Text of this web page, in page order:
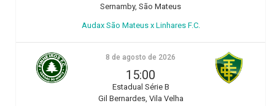
Sernamby, São Mateus
Audax São Mateus x Linhares F.C.
8 de agosto de 2026
15:00
Estadual Série B
Gil Bernardes, Vila Velha